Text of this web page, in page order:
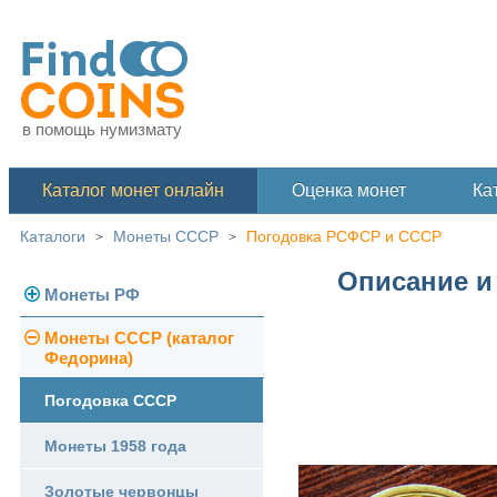
в помощь нумизмату
Каталог монет онлайн Оценка монет
Каталоги > Монеты СССР > Погодовка РСФСР и СССР
Монеты РФ
Современная Россия
Монеты СССР (каталог
Федорина)
Погодовка СССР
Монеты 1958 года
Золотые червонцы
Описание и